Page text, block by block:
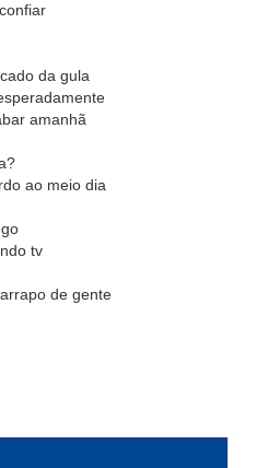
da gula
amanhã
ao meio dia
tv
de gente